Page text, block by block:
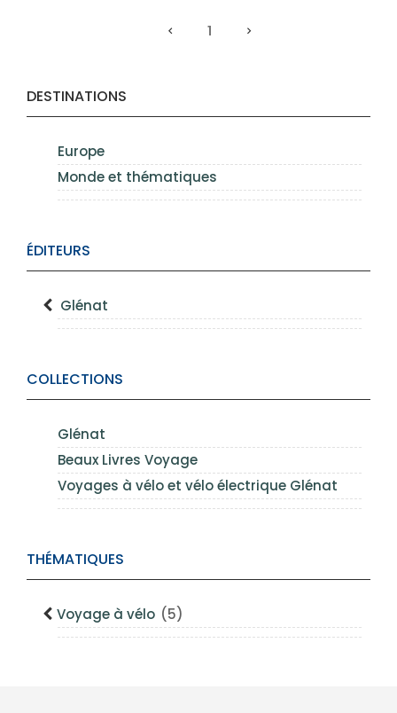
DESTINATIONS
Europe
Monde et thématiques
ÉDITEURS
Glénat
COLLECTIONS
Glénat
Beaux Livres Voyage
Voyages à vélo et vélo électrique Glénat
THÉMATIQUES
Voyage à vélo (5)
1